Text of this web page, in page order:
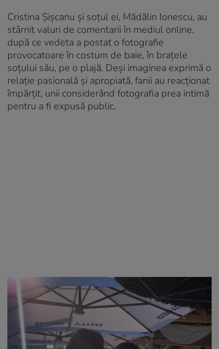
Cristina Șișcanu și soțul ei, Mădălin Ionescu, au
stârnit valuri de comentarii în mediul online,
după ce vedeta a postat o fotografie
provocatoare în costum de baie, în brațele
soțului său, pe o plajă. Deși imaginea exprimă o
relație pasională și apropiată, fanii au reacționat
împărțit, unii considerând fotografia prea intimă
pentru a fi expusă public.